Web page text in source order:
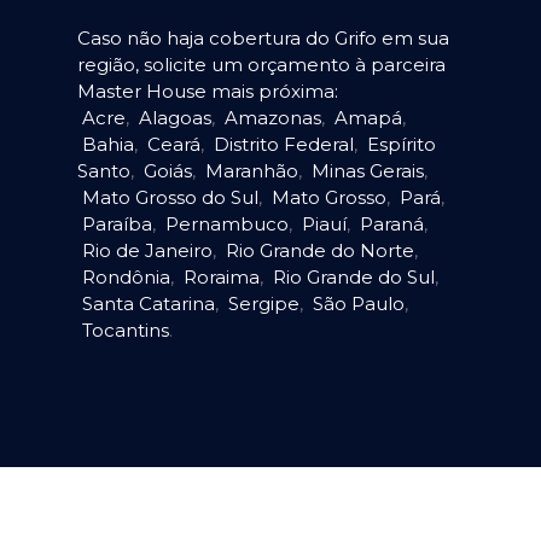
Caso não haja cobertura do Grifo em sua
região, solicite um orçamento à parceira
Master House mais próxima:
Acre, Alagoas, Amazonas, Amapá,
Bahia, Ceará, Distrito Federal, Espírito
Santo, Goiás, Maranhão, Minas Gerais,
Mato Grosso do Sul, Mato Grosso, Pará,
Paraíba, Pernambuco, Piauí, Paraná,
Rio de Janeiro, Rio Grande do Norte,
Rondônia, Roraima, Rio Grande do Sul,
Santa Catarina, Sergipe, São Paulo,
Tocantins.